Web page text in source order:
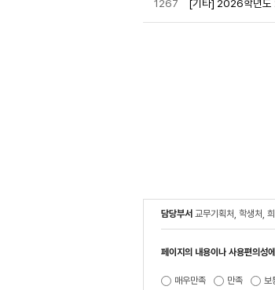
1267 [기타] 2026학년도
담당부서 교무기획처, 학생처,
페이지의 내용이나 사용편의성
매우만족 만족 보